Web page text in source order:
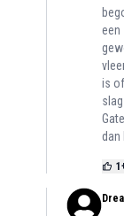
een
is
dan
1